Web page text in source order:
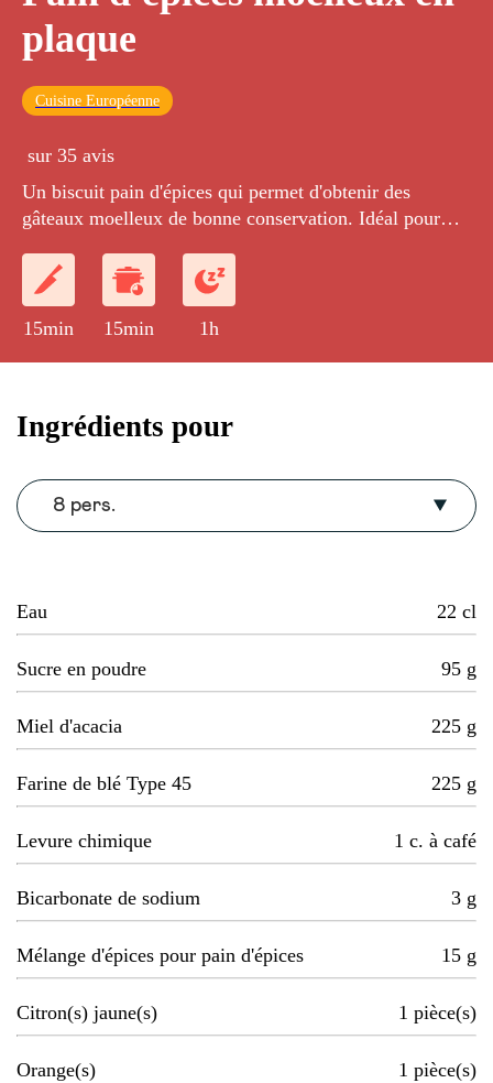
plaque
Cuisine Européenne
sur 35 avis
Un biscuit pain d'épices qui permet d'obtenir des
gâteaux moelleux de bonne conservation. Idéal pour
magnifiques sapins de Noël à déguster...
15min 15min 1h
Ingrédients pour
8 pers.
Eau 22 cl
Sucre en poudre 95 g
Miel d'acacia 225 g
Farine de blé Type 45 225 g
Levure chimique 1 c. à café
Bicarbonate de sodium 3 g
Mélange d'épices pour pain d'épices 15 g
Citron(s) jaune(s) 1 pièce(s)
Orange(s) 1 pièce(s)